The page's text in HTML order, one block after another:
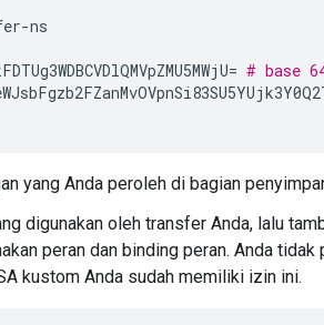
ns
# base
yang Anda peroleh di bagian
digunakan oleh transfer Anda, lalu
peran dan binding peran. Anda
kustom Anda sudah memiliki izin ini.